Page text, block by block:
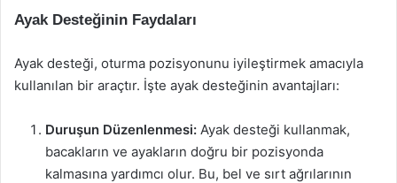
Ayak Desteğinin Faydaları
Ayak desteği, oturma pozisyonunu iyileştirmek amacıyla
kullanılan bir araçtır. İşte ayak desteğinin avantajları:
Duruşun Düzenlenmesi: Ayak desteği kullanmak,
bacakların ve ayakların doğru bir pozisyonda
kalmasına yardımcı olur. Bu, bel ve sırt ağrılarının